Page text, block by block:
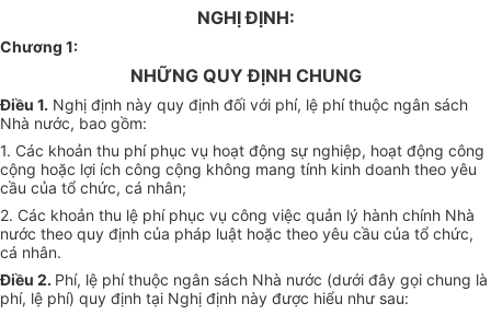
NGHỊ ĐỊNH:
Chương 1:
NHỮNG QUY ĐỊNH CHUNG
Điều 1. Nghị định này quy định đối với phí, lệ phí thuộc ngân sách
Nhà nước, bao gồm:
1. Các khoản thu phí phục vụ hoạt động sự nghiệp, hoạt động công
cộng hoặc lợi ích công cộng không mang tính kinh doanh theo yêu
cầu của tổ chức, cá nhân;
2. Các khoản thu lệ phí phục vụ công việc quản lý hành chính Nhà
nước theo quy định của pháp luật hoặc theo yêu cầu của tổ chức,
cá nhân.
Điều 2. Phí, lệ phí thuộc ngân sách Nhà nước (dưới đây gọi chung là
phí, lệ phí) quy định tại Nghị định này được hiểu như sau: